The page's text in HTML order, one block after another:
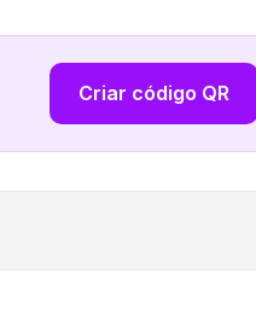
Criar código QR